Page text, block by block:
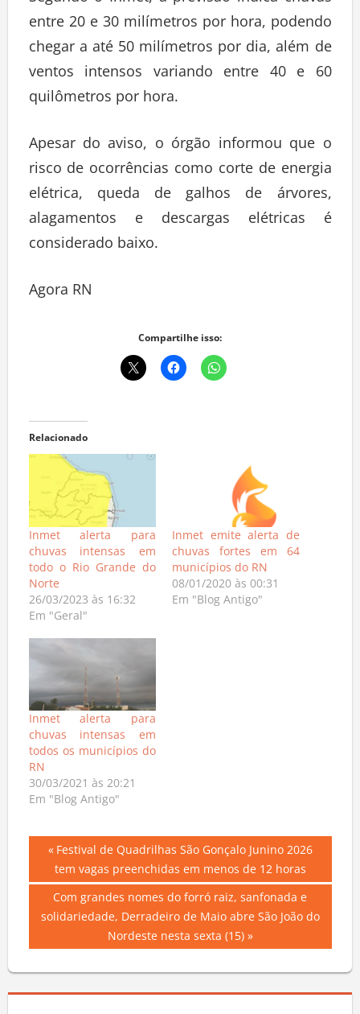
entre 20 e 30 milímetros por hora, podendo
chegar a até 50 milímetros por dia, além de
ventos intensos variando entre 40 e 60
quilômetros por hora.
Apesar do aviso, o órgão informou que o
risco de ocorrências como corte de energia
elétrica, queda de galhos de árvores,
alagamentos e descargas elétricas é
considerado baixo.
Agora RN
Compartilhe isso:
Relacionado
Inmet alerta para
chuvas intensas em
todo o Rio Grande do
Norte
26/03/2023 às 16:32
Em "Geral"
Inmet emite alerta de
chuvas fortes em 64
municípios do RN
08/01/2020 às 00:31
Em "Blog Antigo"
Inmet alerta para
chuvas intensas em
todos os municípios do
RN
30/03/2021 às 20:21
Em "Blog Antigo"
Navegação
de
Post
Previous
Post:
Festival de Quadrilhas São Gonçalo Junino 2026
tem vagas preenchidas em menos de 12 horas
Next
Post:
Com grandes nomes do forró raiz, sanfonada e
solidariedade, Derradeiro de Maio abre São João do
Nordeste nesta sexta (15)